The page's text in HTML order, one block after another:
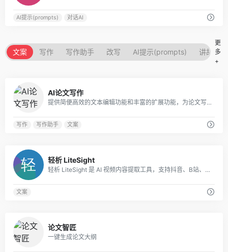
AI提示(prompts) 对话AI
文案 写作 写作助手 改写 AI提示(prompts) 讲故事
更
多
+
AI论文写作
提供简便高效的文本编辑功能和丰富的扩展功能，为论文写作提供全方位的支撑。
写作 写作助手 文案
轻析 LiteSight
轻析 LiteSight 是 AI 视频内容提取工具，支持抖音、B站、快手、小红书、微博链接解析，一键完成短视频文案提取、结构化大纲生成与思维导图导出。
文案
论文智匠
一键生成论文大纲